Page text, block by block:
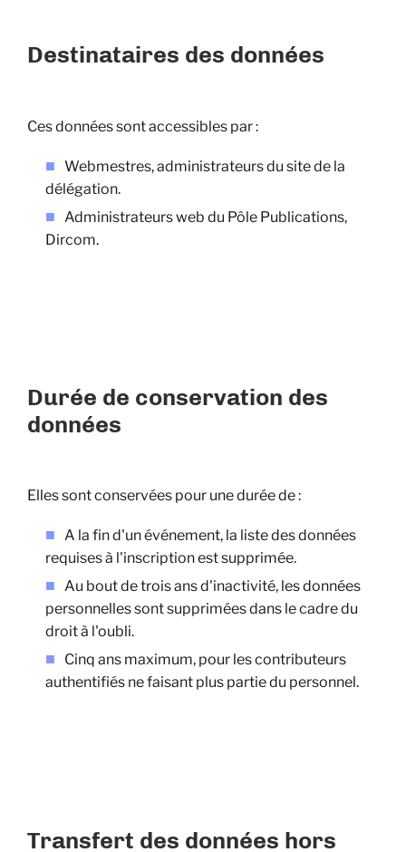
Destinataires des données
Ces données sont accessibles par :
Webmestres, administrateurs du site de la
délégation.
Administrateurs web du Pôle Publications,
Dircom.
Durée de conservation des
données
Elles sont conservées pour une durée de :
A la fin d'un événement, la liste des données
requises à l'inscription est supprimée.
Au bout de trois ans d'inactivité, les données
personnelles sont supprimées dans le cadre du
droit à l'oubli.
Cinq ans maximum, pour les contributeurs
authentifiés ne faisant plus partie du personnel.
Transfert des données hors